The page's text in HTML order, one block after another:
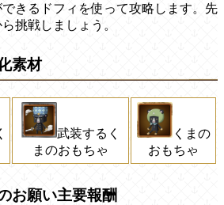
きるドフィを使って攻略します。先
挑戦しましょう。
素材
武装するく
まのおもちゃ
くまの
おもちゃ
お願い主要報酬